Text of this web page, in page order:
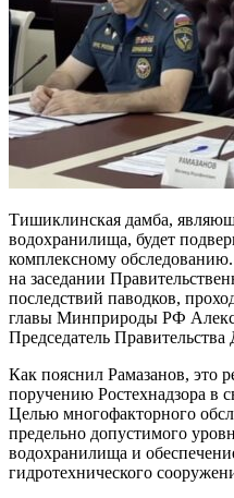
Тишиклинская дамба,
водохранилища, будет
комплексному
на заседании
последствий паводков,
главы Минприроды РФ
Председатель
Как пояснил Рамазанов, это
поручению Ростехнадзора в
Целью многофакторного
предельно допустимого
водохранилища и
гидротехнического